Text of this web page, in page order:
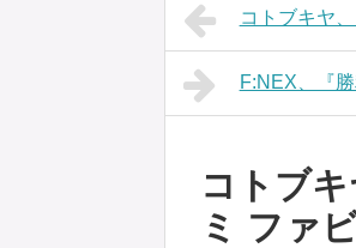
コトブキヤ
F:NEX、『
コトブ
ミ ファ